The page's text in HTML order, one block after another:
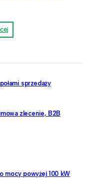
sprzedaży
zlecenie, B2B
mocy powyżej 100 kW